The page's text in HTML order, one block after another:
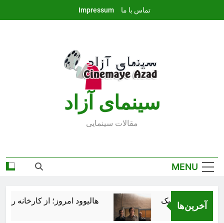
تماس با ما Impressum
سينماى آزاد
مقالات سينمايى
MENU
آخرین‌ها هالیوود امروز؛ از کارخانه